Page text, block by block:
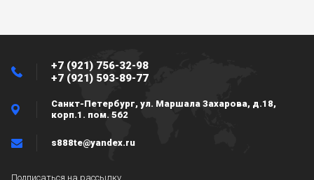
+7 (921) 756-32-98
+7 (921) 593-89-77
Санкт-Петербург, ул. Маршала Захарова, д.18,
корп.1. пом. 562
s888te@yandex.ru
Подписаться на рассылку